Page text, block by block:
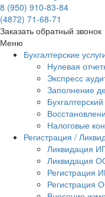
8 (950) 910-83-84
(4872) 71-68-71
Заказать обратный звонок
Меню
Бухгалтерские
Нулевая
Экспресс
Заполнение
Налоговые
Регистрация /
Ликвидация
Ликвидация
Регистрация
Регистрация